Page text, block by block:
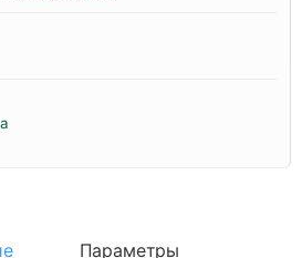
Параметры